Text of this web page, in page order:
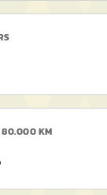
80.000 KM